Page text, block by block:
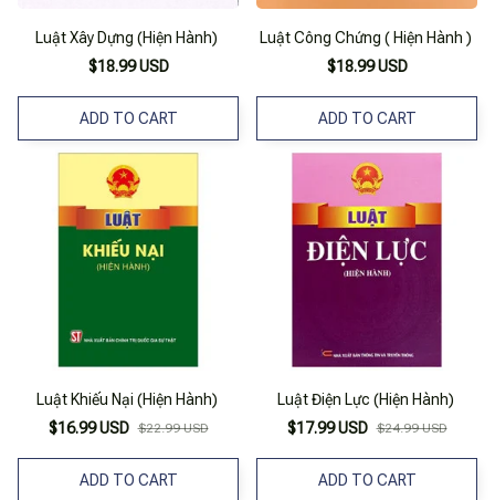
Luật Xây Dựng (Hiện Hành)
$18.99 USD
ADD TO CART
Luật Công Chứng ( Hiện Hành )
$18.99 USD
ADD TO CART
Luật Khiếu Nại (Hiện Hành)
$16.99 USD $22.99 USD
ADD TO CART
Luật Điện Lực (Hiện Hành)
$17.99 USD $24.99 USD
ADD TO CART